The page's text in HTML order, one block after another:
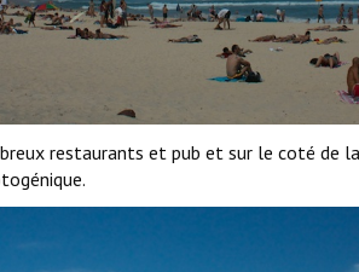
restaurants et pub et sur le coté de